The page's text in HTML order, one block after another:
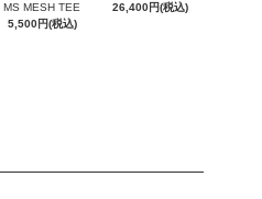
MS MESH TEE
5,500円(税込)
26,400円(税込)